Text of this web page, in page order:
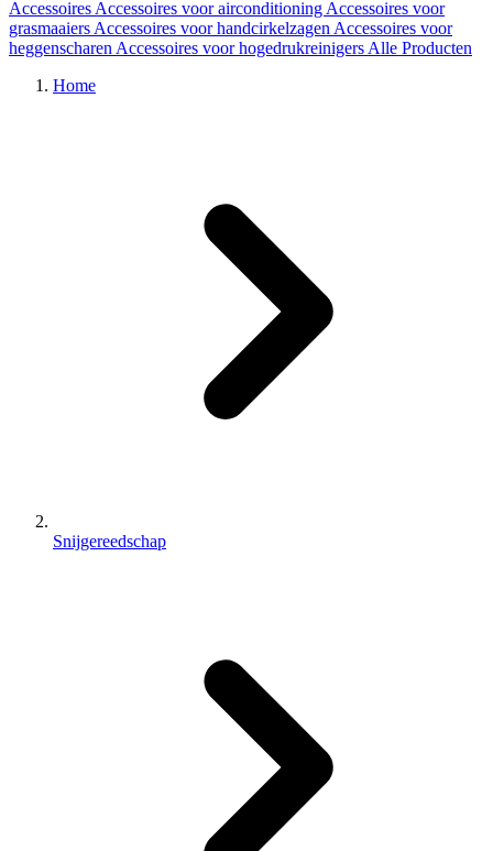
Accessoires Accessoires voor airconditioning Accessoires voor
grasmaaiers Accessoires voor handcirkelzagen Accessoires voor
heggenscharen Accessoires voor hogedrukreinigers Alle Producten
Home
Snijgereedschap